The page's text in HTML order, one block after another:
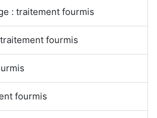
: traitement fourmis
fourmis
fourmis